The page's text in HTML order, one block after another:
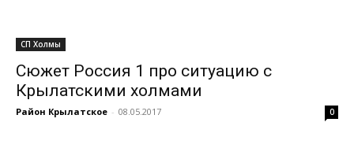
СП Холмы
Сюжет Россия 1 про ситуацию с
Крылатскими холмами
Район Крылатское - 08.05.2017 0